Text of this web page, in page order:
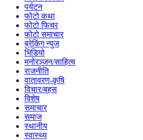
पर्यटन
फोटो कथा
फोटो फिचर
फोटो समाचार
ब्रेकिंग न्युज
भिडियो
मनोरञ्जन/साहित्य
राजनीति
वातावरण-कृषि
विचार/बहस
विशेष
समाचार
समाज
स्थानीय
स्वास्थ्य